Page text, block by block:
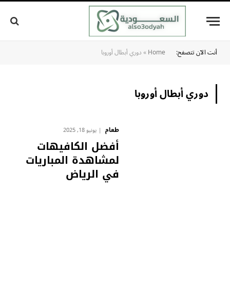
أنت الآن تتصفح: Home
»دوري أبطال أوروبا
دوري أبطال أوروبا
طعام يونيو 18, 2025
أفضل الكافيهات
لمشاهدة المباريات
في الرياض